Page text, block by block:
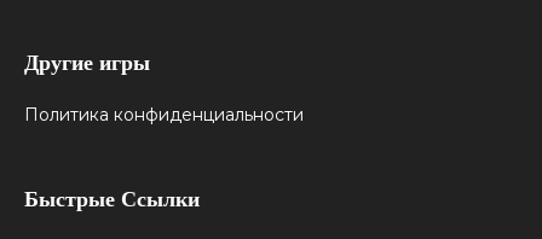
Другие игры
Политика конфиденциальности
Быстрые Ссылки